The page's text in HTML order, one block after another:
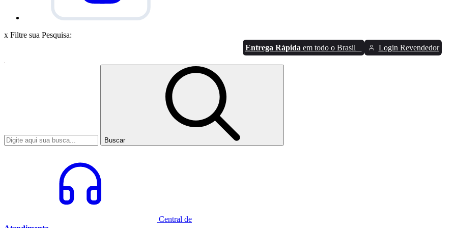
x Filtre sua Pesquisa:
Entrega Rápida em todo o Brasil Login Revendedor
Buscar
Central de